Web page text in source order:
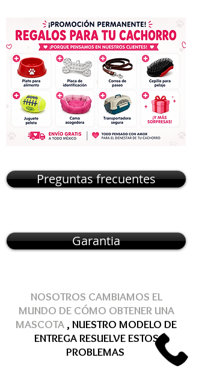
Preguntas frecuentes
Garantia
NOSOTROS CAMBIAMOS EL
MUNDO DE CÓMO OBTENERUNA
MASCOTA , NUESTRO MODELO DE
ENTREGARESUELVEESTOS
PROBLEMAS